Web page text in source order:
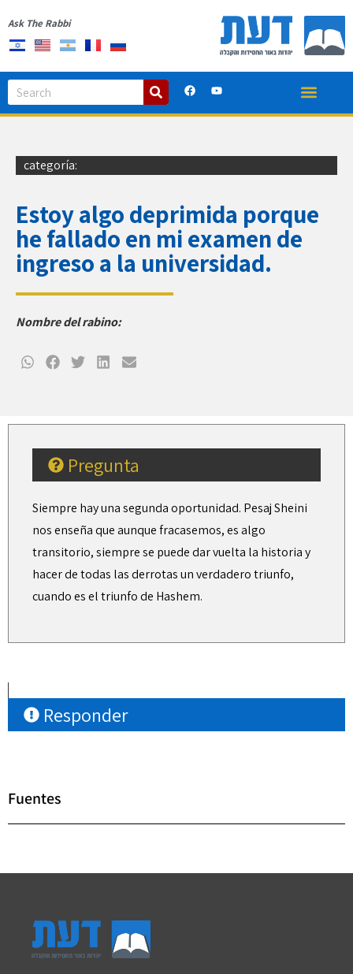
Ask The Rabbi
categoría:
Estoy algo deprimida porque
he fallado en mi examen de
ingreso a la universidad.
Nombre del rabino:
Pregunta
Siempre hay una segunda oportunidad. Pesaj Sheini
nos enseña que aunque fracasemos, es algo
transitorio, siempre se puede dar vuelta la historia y
hacer de todas las derrotas un verdadero triunfo,
cuando es el triunfo de Hashem.
Responder
Fuentes